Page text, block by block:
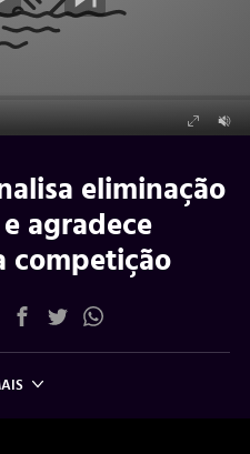
eliminação
agradece
competição